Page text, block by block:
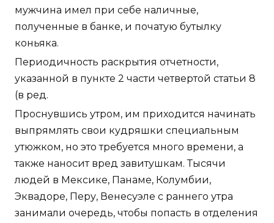
мужчина имел при себе наличные,
полученные в банке, и початую бутылку
коньяка.
Периодичность раскрытия отчетности,
указанной в пункте 2 части четвертой статьи 8
(в ред.
Проснувшись утром, им приходится начинать
выпрямлять свои кудряшки специальным
утюжком, но это требуется много времени, а
также наносит вред завитушкам. Тысячи
людей в Мексике, Панаме, Колумбии,
Эквадоре, Перу, Венесуэле с раннего утра
занимали очередь, чтобы попасть в отделения